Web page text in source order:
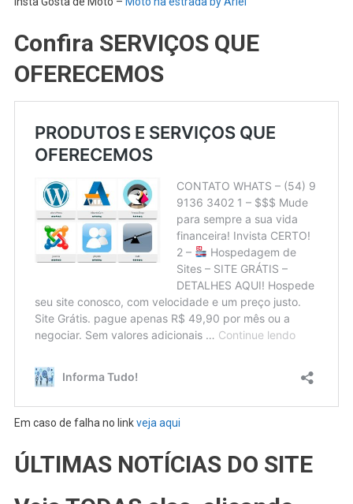
Confira SERVIÇOS QUE
OFERECEMOS
Em caso de falha no linkveja aqui
ÚLTIMAS NOTÍCIAS DO SITE